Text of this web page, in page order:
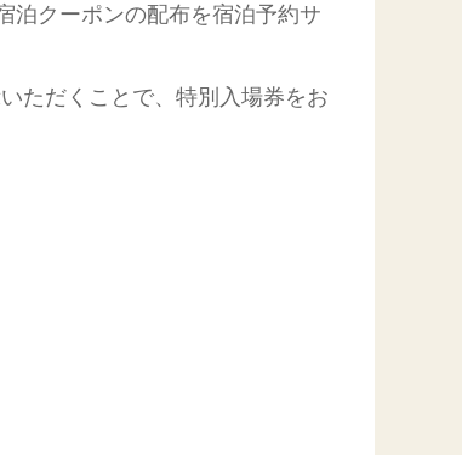
泊クーポンの配布を宿泊予約サ
ただくことで、特別入場券をお